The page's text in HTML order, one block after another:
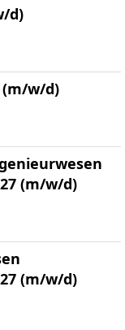
d)
w/d)
(m/w/d)
(m/w/d)